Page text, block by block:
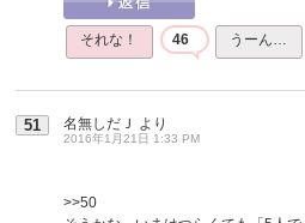
それな！ 46 うーん…
51 名無しだＪ より
2016年1月21日 1:33 PM
>>50